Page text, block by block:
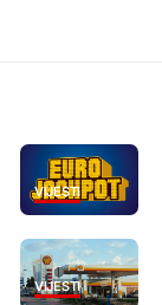
VIJESTI
VIJESTI